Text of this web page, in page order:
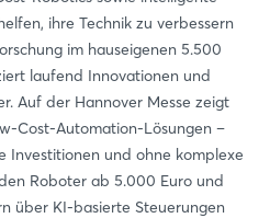
ihre Technik zu verbessern
im hauseigenen 5.500
laufend Innovationen und
Auf der Hannover Messe zeigt
Cost-Automation-Lösungen –
Investitionen und ohne komplexe
Roboter ab 5.000 Euro und
über KI-basierte Steuerungen
vergessen?